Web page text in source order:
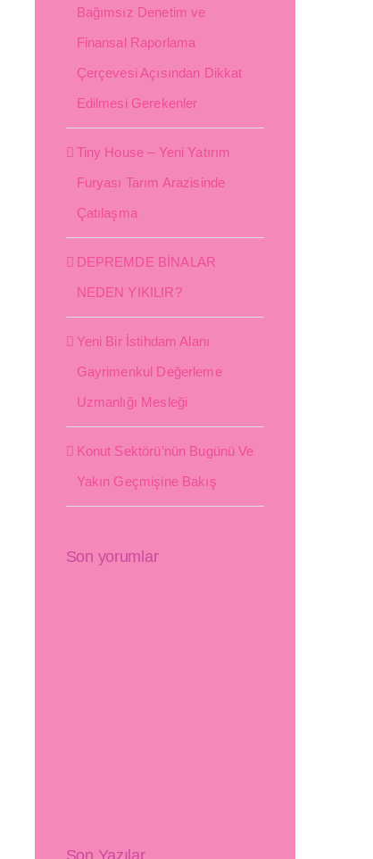
Bağımsız Denetim ve
Finansal Raporlama
Çerçevesi Açısından Dikkat
Edilmesi Gerekenler
Tiny House – Yeni Yatırım
Furyası Tarım Arazisinde
Çatılaşma
DEPREMDE BİNALAR
NEDEN YIKILIR?
Yeni Bir İstihdam Alanı
Gayrimenkul Değerleme
Uzmanlığı Mesleği
Konut Sektörü’nün Bugünü Ve
Yakın Geçmişine Bakış
Son yorumlar